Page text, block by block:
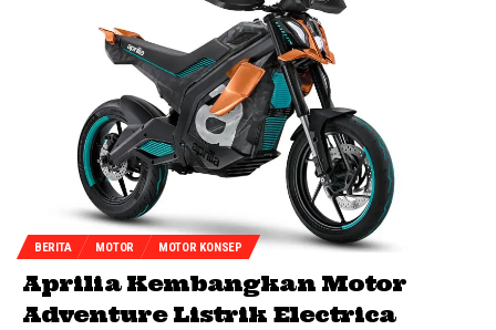
BERITA MOTOR MOTOR KONSEP
Aprilia Kembangkan Motor
Adventure Listrik Electrica